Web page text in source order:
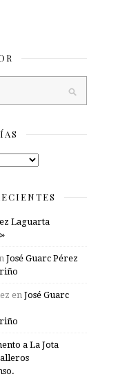
Laguarta
José Guarc Pérez
en José Guarc
a La Jota